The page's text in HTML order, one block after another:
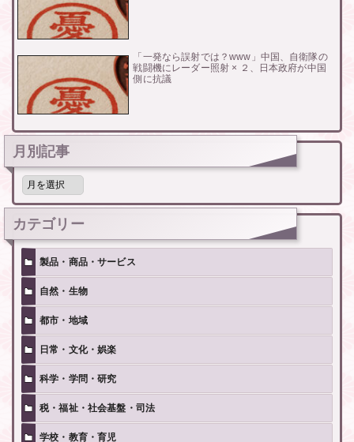
「一発なら誤射では？www」中国、自衛隊の
戦闘機にレーダー照射 × ２、日本政府が中国
側に抗議
月別記事
月
記
事
カテゴリー
製品・商品・サービス
自然・生物
都市・地域
日常・文化・娯楽
科学・学問・研究
税・福祉・社会基盤・司法
学校・教育・育児